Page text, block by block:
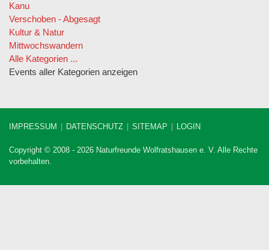
Kanu
Verschoben - Abgesagt
Kultur & Natur
Mittwochswandern
Alle Kategorien ...
Events aller Kategorien anzeigen
IMPRESSUM DATENSCHUTZ SITEMAP LOGIN
Copyright © 2008 - 2026 Naturfreunde Wolfratshausen e. V. Alle Rechte
vorbehalten.